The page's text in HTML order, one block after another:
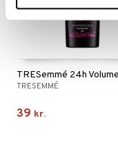
TRESEMMÉ
39 kr.